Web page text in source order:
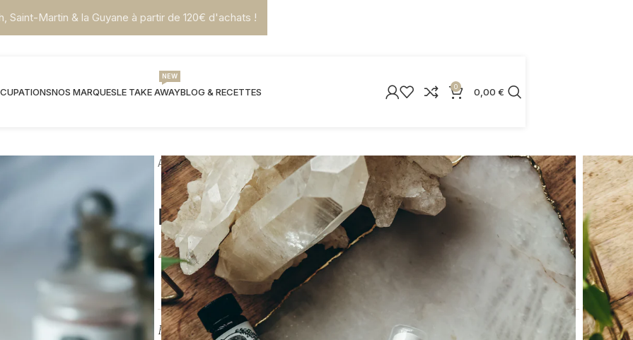
NOS MARQUESLE TAKE AWAY
NEW
BLOG & RECETTES 0 0,00 €
Accueil Spirit Tools Eau de Rose – Beauty Myst
Eau de Rose – Beauty Myst
45,00 €
Eau florale de la Vallée des Roses —
Saint-Martin & la Guyane à partir de 120€ d'achats !